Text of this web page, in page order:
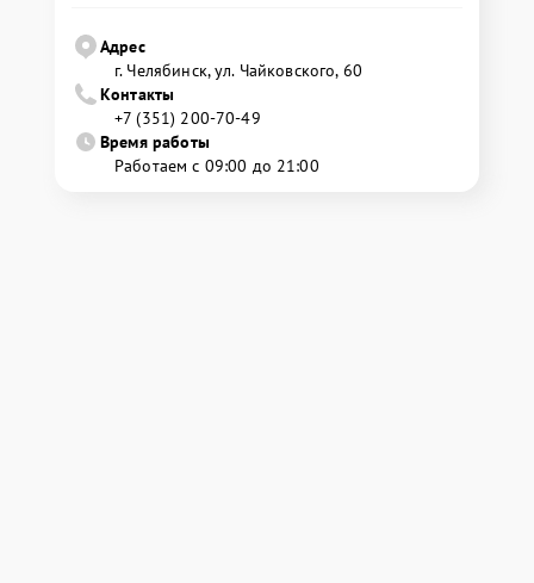
Адрес
г. Челябинск, ул. Чайковского, 60
Контакты
+7 (351) 200-70-49
Время работы
Работаем с 09:00 до 21:00